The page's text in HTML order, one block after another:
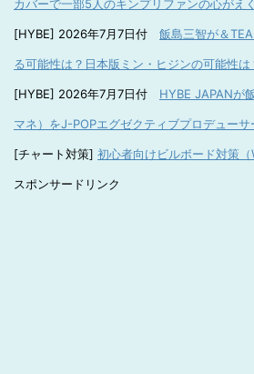
カバーで一部5人のキンプリファンの心がえ
[HYBE] 2026年7月7日付 飯島三智が＆
る可能性は？日本版ミン・ヒジンの可能性
[HYBE] 2026年7月7日付 HYBE JAPANが
マネ）をJ-POPエグゼクティブプロデュー
[チャート対策] 初心者向けビルボード対策（
スポンサードリンク